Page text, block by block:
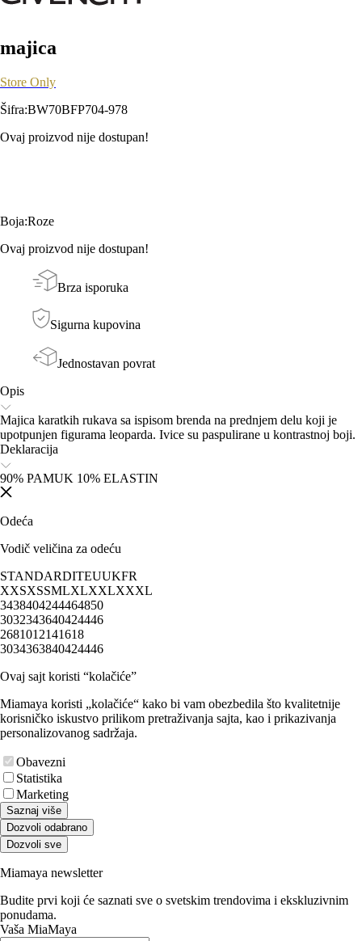
majica
Store Only
Šifra:BW70BFP704-978
Ovaj proizvod nije dostupan!
Boja:Roze
Ovaj proizvod nije dostupan!
Brza isporuka
Sigurna kupovina
Jednostavan povrat
Opis
Majica karatkih rukava sa ispisom brenda na prednjem delu koji je
upotpunjen figurama leoparda. Ivice su paspulirane u kontrastnoj boji.
Deklaracija
90% PAMUK 10% ELASTIN
Odeća
Vodič veličina za odeću
STANDARDITEUUKFR
XXSXSSMLXLXXLXXXL
3438404244464850
3032343640424446
2681012141618
3034363840424446
Ovaj sajt koristi “kolačiće”
Miamaya koristi „kolačiće“ kako bi vam obezbedila što kvalitetnije
korisničko iskustvo prilikom pretraživanja sajta, kao i prikazivanja
personalizovanog sadržaja.
Obavezni
Statistika
Marketing
Saznaj više
Dozvoli odabrano
Dozvoli sve
Miamaya newsletter
Budite prvi koji će saznati sve o svetskim trendovima i ekskluzivnim
ponudama.
Vaša MiaMaya